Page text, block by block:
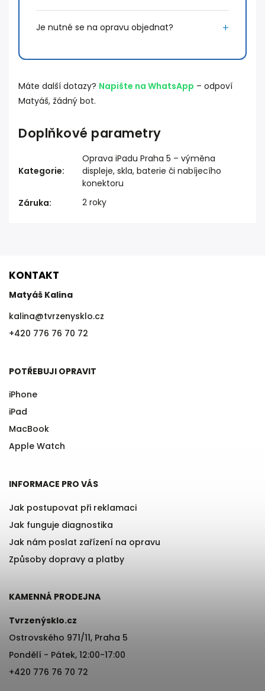
Je nutné se na opravu objednat?
Máte další dotazy? Napište na WhatsApp – odpoví
Matyáš, žádný bot.
Doplňkové parametry
Kategorie:
Oprava iPadu Praha 5 – výměna
displeje, skla, baterie či nabíjecího
konektoru
Záruka: 2 roky
KONTAKT
Matyáš Kalina
kalina@tvrzenysklo.cz
+420 776 76 70 72
POTŘEBUJI OPRAVIT
iPhone
iPad
MacBook
Apple Watch
INFORMACE PRO VÁS
Jak postupovat při reklamaci
Jak funguje diagnostika
Jak nám poslat zařízení na opravu
Způsoby dopravy a platby
KAMENNÁ PRODEJNA
Tvrzenýsklo.cz
Ostrovského 971/11, Praha 5
Pondělí - Pátek, 12:00-17:00
+420 776 76 70 72